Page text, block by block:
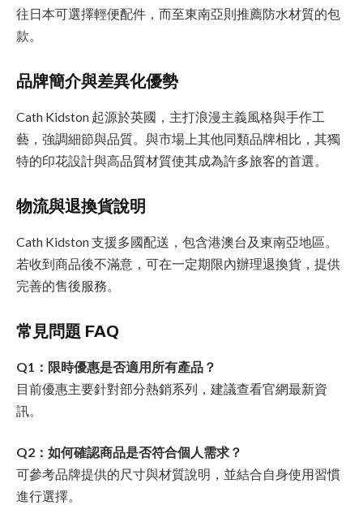
往日本可選擇輕便配件，而至東南亞則推薦防水材質的包
款。
品牌簡介與差異化優勢
Cath Kidston 起源於英國，主打浪漫主義風格與手作工
藝，強調細節與品質。與市場上其他同類品牌相比，其獨
特的印花設計與高品質材質使其成為許多旅客的首選。
物流與退換貨說明
Cath Kidston 支援多國配送，包含港澳台及東南亞地區。
若收到商品後不滿意，可在一定期限內辦理退換貨，提供
完善的售後服務。
常見問題 FAQ
Q1：限時優惠是否適用所有產品？
目前優惠主要針對部分熱銷系列，建議查看官網最新資
訊。
Q2：如何確認商品是否符合個人需求？
可參考品牌提供的尺寸與材質說明，並結合自身使用習慣
進行選擇。